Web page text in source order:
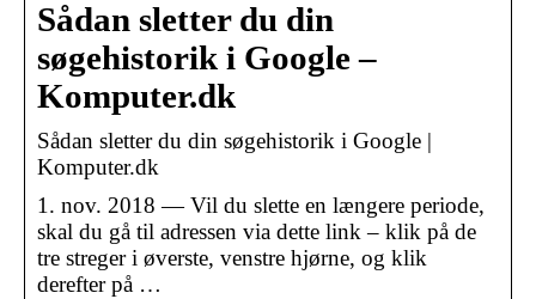
Sådan sletter du din
søgehistorik i Google –
Komputer.dk
Sådan sletter du din søgehistorik i Google |
Komputer.dk
1. nov. 2018 — Vil du slette en længere periode,
skal du gå til adressen via dette link – klik på de
tre streger i øverste, venstre hjørne, og klik
derefter på …